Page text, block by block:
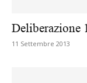
Deliberazione
11 Settembre 2013